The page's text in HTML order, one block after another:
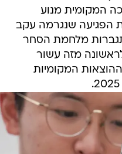
המקומית מנוע
הפגיעה שנגרמה עקב
מלחמת הסחר
מזה עשור
המקומיות